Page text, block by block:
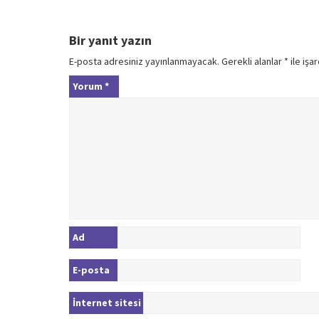
Bir yanıt yazın
E-posta adresiniz yayınlanmayacak. Gerekli alanlar * ile
Yorum *
Ad
E-posta
İnternet sitesi